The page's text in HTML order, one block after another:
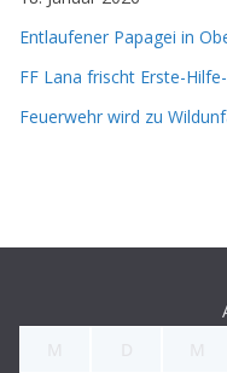
Entlaufener Papagei in
FF Lana frischt Erste-
Feuerwehr wird zu